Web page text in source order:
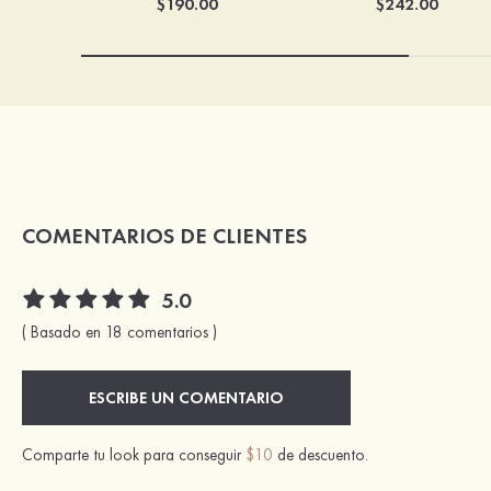
COMENTARIOS DE CLIENTES
5.0
( Basado en 18 comentarios )
ESCRIBE UN COMENTARIO
Comparte tu look para conseguir $10 de descuento.